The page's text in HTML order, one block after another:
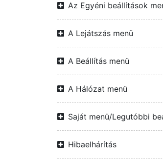
Az Egyéni beállítások
A Lejátszás menü
A Beállítás menü
A Hálózat menü
Saját menü/Legutóbbi
Hibaelhárítás